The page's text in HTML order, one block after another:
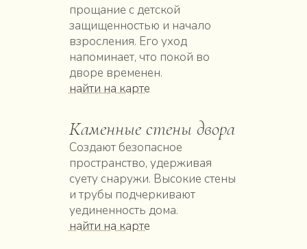
прощание с детской
защищенностью и начало
взросления. Его уход
напоминает, что покой во
дворе временен.
найти на карте
Каменные стены двора
Создают безопасное
пространство, удерживая
суету снаружи. Высокие стены
и трубы подчеркивают
уединенность дома.
найти на карте